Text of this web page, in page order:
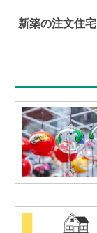
ゲ
シ
ョ
ン
新築の注文住